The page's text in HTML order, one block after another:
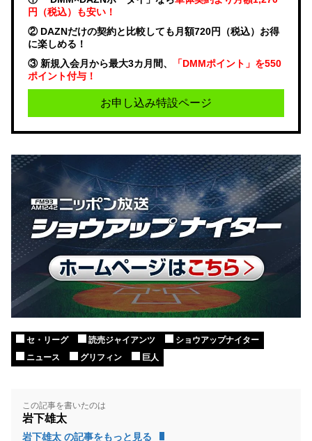
円（税込）も安い！
② DAZNだけの契約と比較しても月額720円（税込）お得
に楽しめる！
③ 新規入会月から最大3カ月間、
「DMMポイント」を550
ポイント付与！
お申し込み特設ページ
セ・リーグ 読売ジャイアンツ
ショウアップナイター
ニュース
グリフィン 巨人
この記事を書いたのは
岩下雄太
岩下雄太 の記事をもっと見る